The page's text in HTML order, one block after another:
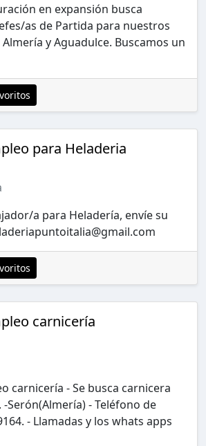
en expansión busca
as de Partida para nuestros
y Aguadulce. Buscamos un
para Heladeria
a para Heladería, envíe su
carnicería
carnicería - Se busca carnicera
Serón(Almería) - Teléfono de
- Llamadas y los whats apps